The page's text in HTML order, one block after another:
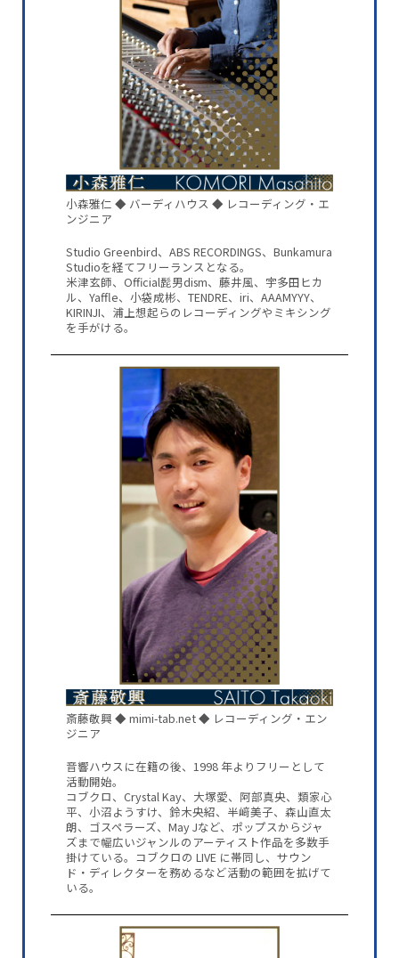
小森雅仁 ◆ バーディハウス ◆ レコーディング・エ
ンジニア
Studio Greenbird、ABS RECORDINGS、Bunkamura
Studioを経てフリーランスとなる。
米津玄師、Official髭男dism、藤井風、宇多田ヒカ
ル、Yaffle、小袋成彬、TENDRE、iri、AAAMYYY、
KIRINJI、浦上想起らのレコーディングやミキシング
を手がける。
斎藤敬興 ◆ mimi-tab.net ◆ レコーディング・エン
ジニア
音響ハウスに在籍の後、1998 年よりフリーとして
活動開始。
コブクロ、Crystal Kay、大塚愛、阿部真央、類家心
平、小沼ようすけ、鈴木央紹、半﨑美子、森山直太
朗、ゴスペラーズ、May Jなど、ポップスからジャ
ズまで幅広いジャンルのアーティスト作品を多数手
掛けている。コブクロの LIVE に帯同し、サウン
ド・ディレクターを務めるなど活動の範囲を拡げて
いる。